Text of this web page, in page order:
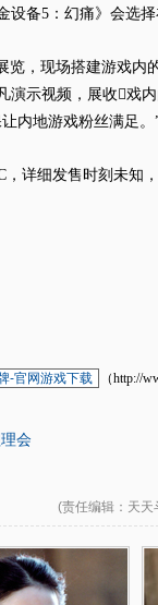
设备5：幻痛》会选
，现场搭建游戏内
演示视频，展收戏
内地游戏粉丝满足。
详细发售时刻未知
-官网游戏下载 （http://
会
(责任编辑 ：天